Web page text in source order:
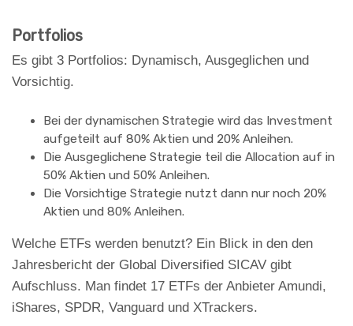
Portfolios
Es gibt 3 Portfolios: Dynamisch, Ausgeglichen und
Vorsichtig.
Bei der dynamischen Strategie wird das Investment
aufgeteilt auf 80% Aktien und 20% Anleihen.
Die Ausgeglichene Strategie teil die Allocation auf in
50% Aktien und 50% Anleihen.
Die Vorsichtige Strategie nutzt dann nur noch 20%
Aktien und 80% Anleihen.
Welche ETFs werden benutzt? Ein Blick in den den
Jahresbericht der Global Diversified SICAV gibt
Aufschluss. Man findet 17 ETFs der Anbieter Amundi,
iShares, SPDR, Vanguard und XTrackers.